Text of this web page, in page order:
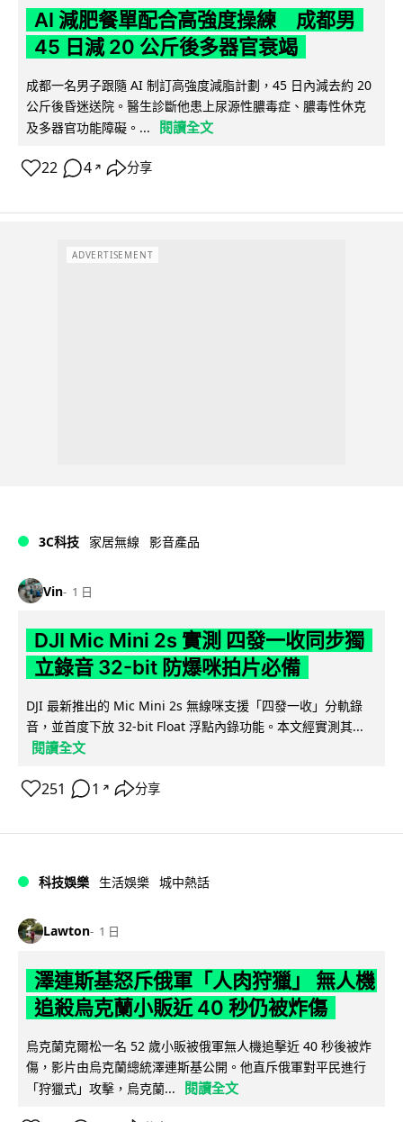
AI 減肥餐單配合高強度操練 成都男
45 日減 20 公斤後多器官衰竭
成都一名男子跟隨 AI 制訂高強度減脂計劃，45 日內減去約 20
公斤後昏迷送院。醫生診斷他患上尿源性膿毒症、膿毒性休克
及多器官功能障礙。...
閱讀全文
22 4 ↗ 分享
ADVERTISEMENT
3C科技 家居無線 影音產品
Vin 1 日
DJI Mic Mini 2s 實測 四發一收同步獨
立錄音 32-bit 防爆咪拍片必備
DJI 最新推出的 Mic Mini 2s 無線咪支援「四發一收」分軌錄
音，並首度下放 32-bit Float 浮點內錄功能。本文經實測其...
閱讀全文
251 1 ↗ 分享
科技娛樂 生活娛樂 城中熱話
Lawton 1 日
澤連斯基怒斥俄軍「人肉狩獵」 無人機
追殺烏克蘭小販近 40 秒仍被炸傷
烏克蘭克爾松一名 52 歲小販被俄軍無人機追擊近 40 秒後被炸
傷，影片由烏克蘭總統澤連斯基公開。他直斥俄軍對平民進行
「狩獵式」攻擊，烏克蘭...
閱讀全文